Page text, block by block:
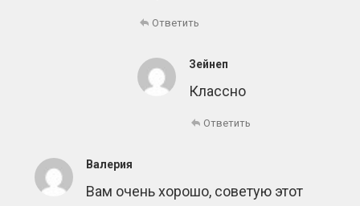
Ответить
Зейнеп
Классно
Ответить
Валерия
Вам очень хорошо, советую этот